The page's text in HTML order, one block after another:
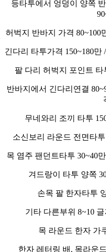
등타투에서 엉덩이 양쪽
허벅지 반바지 가격 80~100
긴다리 타투가격 150~180만
팔 다리 허벅지 포인트 타
반바지에서 긴다리연결
무네와리 조끼 타투
소신보리 라운드 전면타
목 염주 팬던트타투 30~40
겨드랑이 타투 양쪽
손목 팔 한자타투
기타 다른부위 8~10
목 라운드 한자 가
한자 레터링 배, 목라운